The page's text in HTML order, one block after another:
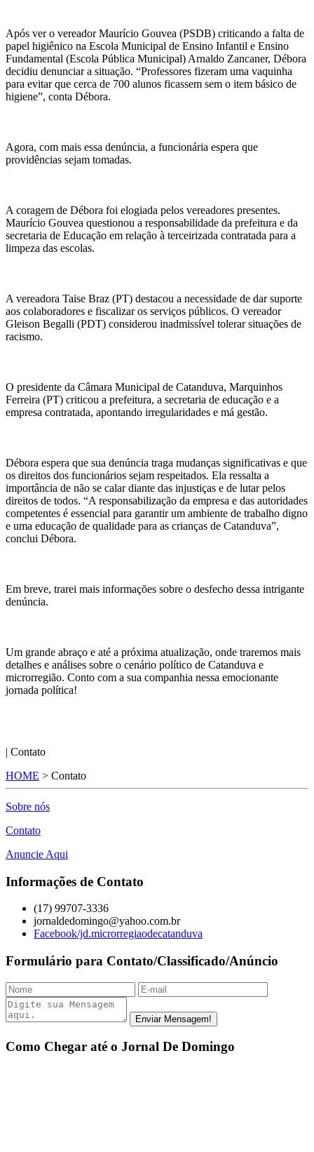
Após ver o vereador Maurício Gouvea (PSDB) criticando a falta de
papel higiênico na Escola Municipal de Ensino Infantil e Ensino
Fundamental (Escola Pública Municipal) Arnaldo Zancaner, Débora
decidiu denunciar a situação. “Professores fizeram uma vaquinha
para evitar que cerca de 700 alunos ficassem sem o item básico de
higiene”, conta Débora.
Agora, com mais essa denúncia, a funcionária espera que
providências sejam tomadas.
A coragem de Débora foi elogiada pelos vereadores presentes.
Maurício Gouvea questionou a responsabilidade da prefeitura e da
secretaria de Educação em relação à terceirizada contratada para a
limpeza das escolas.
A vereadora Taise Braz (PT) destacou a necessidade de dar suporte
aos colaboradores e fiscalizar os serviços públicos. O vereador
Gleison Begalli (PDT) considerou inadmissível tolerar situações de
racismo.
O presidente da Câmara Municipal de Catanduva, Marquinhos
Ferreira (PT) criticou a prefeitura, a secretaria de educação e a
empresa contratada, apontando irregularidades e má gestão.
Débora espera que sua denúncia traga mudanças significativas e que
os direitos dos funcionários sejam respeitados. Ela ressalta a
importância de não se calar diante das injustiças e de lutar pelos
direitos de todos. “A responsabilização da empresa e das autoridades
competentes é essencial para garantir um ambiente de trabalho digno
e uma educação de qualidade para as crianças de Catanduva”,
conclui Débora.
Em breve, trarei mais informações sobre o desfecho dessa intrigante
denúncia.
Um grande abraço e até a próxima atualização, onde traremos mais
detalhes e análises sobre o cenário político de Catanduva e
microrregião. Conto com a sua companhia nessa emocionante
jornada política!
| Contato
HOME > Contato
Sobre nós
Contato
Anuncie Aqui
Informações de Contato
(17) 99707-3336
jornaldedomingo@yahoo.com.br
Facebook/jd.microrregiaodecatanduva
Formulário para Contato/Classificado/Anúncio
Como Chegar até o Jornal De Domingo